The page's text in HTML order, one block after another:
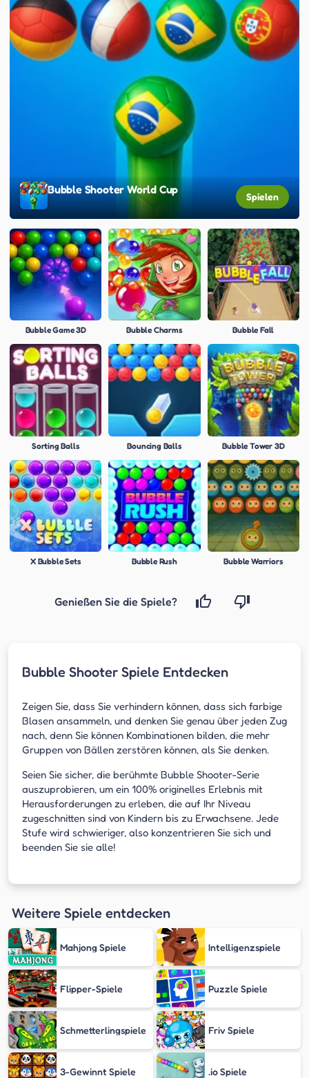
Bubble Shooter World Cup
Spielen
Bubble Game 3D Bubble Charms Bubble Fall
Sorting Balls Bouncing Balls Bubble Tower 3D
X Bubble Sets Bubble Rush Bubble Warriors
Genießen Sie die Spiele?
Bubble Shooter Spiele Entdecken
Zeigen Sie, dass Sie verhindern können, dass sich farbige
Blasen ansammeln, und denken Sie genau über jeden Zug
nach, denn Sie können Kombinationen bilden, die mehr
Gruppen von Bällen zerstören können, als Sie denken.
Seien Sie sicher, die berühmte Bubble Shooter-Serie
auszuprobieren, um ein 100% originelles Erlebnis mit
Herausforderungen zu erleben, die auf Ihr Niveau
zugeschnitten sind von Kindern bis zu Erwachsene. Jede
Stufe wird schwieriger, also konzentrieren Sie sich und
beenden Sie sie alle!
Weitere Spiele entdecken
Mahjong Spiele Intelligenzspiele
Flipper-Spiele Puzzle Spiele
Schmetterlingspiele Friv Spiele
3-Gewinnt Spiele .io Spiele